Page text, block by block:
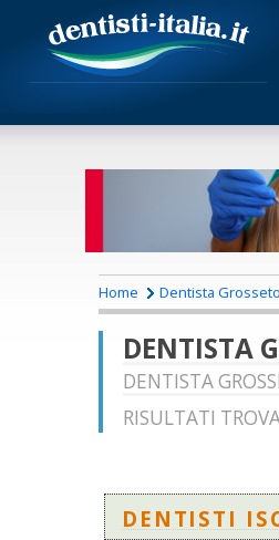
Home Dentista Grosseto
DENTISTA
DENTISTA
RISULTATI
DENTISTI